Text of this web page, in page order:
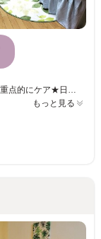
《リラックス》《プチプラ》 【★疲れている部位を重点的にケア★日々の疲れやストレスを癒します★】 大手整体チェーンで4年働き、さらにカイロプラクティックの研修も受けたセラピストがご対応いたします！ 知識×経験豊富だからできる多彩な手技は必見！！ お客様を極上の癒しへと導きます♪ 日々のお疲れは、『はればれ』にお任せください☆彡
もっと見る